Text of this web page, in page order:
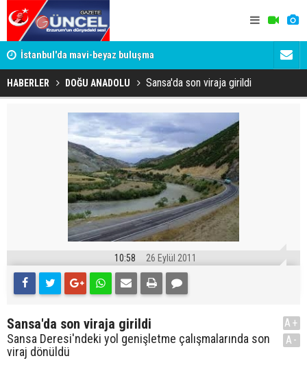
İstanbul'da mavi-beyaz buluşma
HABERLER DOĞU ANADOLU Sansa'da son viraja girildi
10:58 26 Eylül 2011
Sansa'da son viraja girildi
Sansa Deresi'ndeki yol genişletme çalışmalarında son
viraj dönüldü
A+
A-